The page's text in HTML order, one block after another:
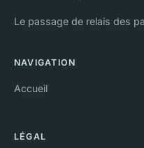
Le passage de relais des
NAVIGATION
Accueil
LÉGAL